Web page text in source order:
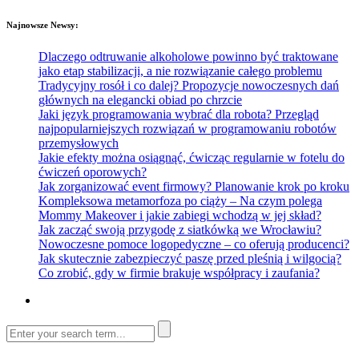
Najnowsze Newsy:
Dlaczego odtruwanie alkoholowe powinno być traktowane
jako etap stabilizacji, a nie rozwiązanie całego problemu
Tradycyjny rosół i co dalej? Propozycje nowoczesnych dań
głównych na elegancki obiad po chrzcie
Jaki język programowania wybrać dla robota? Przegląd
najpopularniejszych rozwiązań w programowaniu robotów
przemysłowych
Jakie efekty można osiągnąć, ćwicząc regularnie w fotelu do
ćwiczeń oporowych?
Jak zorganizować event firmowy? Planowanie krok po kroku
Kompleksowa metamorfoza po ciąży – Na czym polega
Mommy Makeover i jakie zabiegi wchodzą w jej skład?
Jak zacząć swoją przygodę z siatkówką we Wrocławiu?
Nowoczesne pomoce logopedyczne – co oferują producenci?
Jak skutecznie zabezpieczyć paszę przed pleśnią i wilgocią?
Co zrobić, gdy w firmie brakuje współpracy i zaufania?